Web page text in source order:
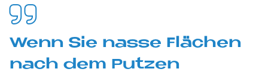
Wenn Sie nas­se Flä­chen
nach dem Put­zen